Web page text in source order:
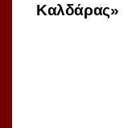
Καλδάρας»